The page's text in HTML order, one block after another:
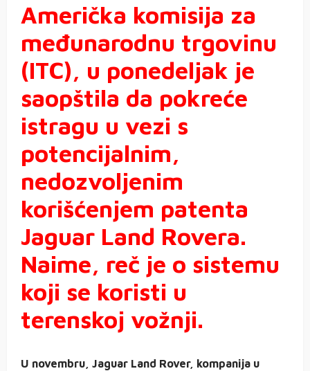
Američka komisija za
međunarodnu trgovinu
(ITC), u ponedeljak je
saopštila da pokreće
istragu u vezi s
potencijalnim,
nedozvoljenim
korišćenjem patenta
Jaguar Land Rovera.
Naime, reč je o sistemu
koji se koristi u
terenskoj vožnji.
U novembru, Jaguar Land Rover, kompanija u